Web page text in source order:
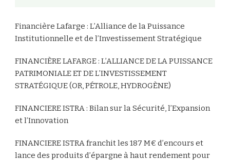
Financière Lafarge : L’Alliance de la Puissance
Institutionnelle et de l’Investissement Stratégique
FINANCIÈRE LAFARGE : L’ALLIANCE DE LA PUISSANCE
PATRIMONIALE ET DE L’INVESTISSEMENT
STRATÉGIQUE (OR, PÉTROLE, HYDROGÈNE)
FINANCIERE ISTRA : Bilan sur la Sécurité, l’Expansion
et l’Innovation
FINANCIERE ISTRA franchit les 187 M€ d’encours et
lance des produits d’épargne à haut rendement pour